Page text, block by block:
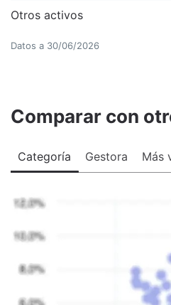
Otros activos
Datos a 30/06/2026
Comparar con
Categoría Gestora Más